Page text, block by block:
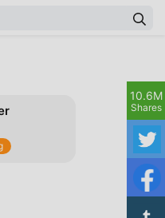
10.6M
Shares